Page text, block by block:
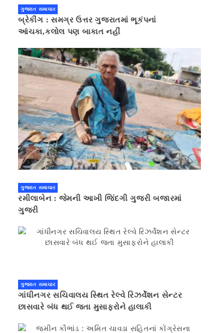
ગુજરાત સમાચાર
બ્રેકીંગ : સમગ્ર ઉત્તર ગુજરાતમાં ભૂકંપનાં
આંચકા,કલોલ પણ બાકાત નહીં
ગુજરાત સમાચાર
રમીલાબેન : જેમની આખી જિંદગી ગુજરી બજારમાં
ગુજરી
ગુજરાત સમાચાર
ગાંધીનગર સચિવાલય સ્થિત રેલ્વે રિઝર્વેશન સેન્ટર
છાસવારે બંધ થઈ જતા મુસાફરોને હાલાકી